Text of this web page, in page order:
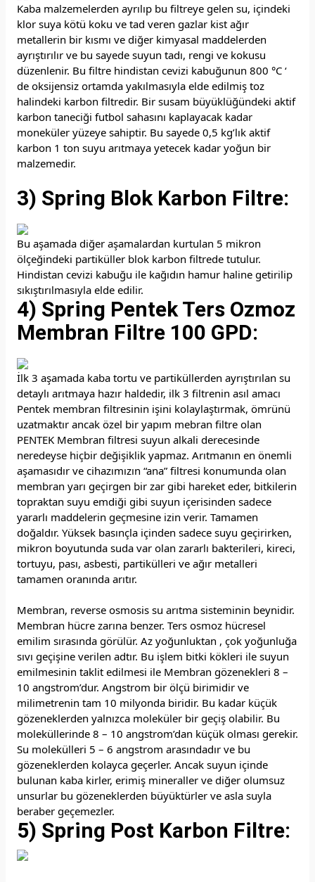
Kaba malzemelerden ayrılıp bu filtreye gelen su, içindeki
klor suya kötü koku ve tad veren gazlar kist ağır
metallerin bir kısmı ve diğer kimyasal maddelerden
ayrıştırılır ve bu sayede suyun tadı, rengi ve kokusu
düzenlenir. Bu filtre hindistan cevizi kabuğunun 800 °C ‘
de oksijensiz ortamda yakılmasıyla elde edilmiş toz
halindeki karbon filtredir. Bir susam büyüklüğündeki aktif
karbon taneciği futbol sahasını kaplayacak kadar
moneküler yüzeye sahiptir. Bu sayede 0,5 kg’lık aktif
karbon 1 ton suyu arıtmaya yetecek kadar yoğun bir
malzemedir.
3) Spring Blok Karbon Filtre:
Bu aşamada diğer aşamalardan kurtulan 5 mikron
ölçeğindeki partiküller blok karbon filtrede tutulur.
Hindistan cevizi kabuğu ile kağıdın hamur haline getirilip
sıkıştırılmasıyla elde edilir.
4) Spring Pentek Ters Ozmoz
Membran Filtre 100 GPD:
İlk 3 aşamada kaba tortu ve partiküllerden ayrıştırılan su
detaylı arıtmaya hazır haldedir, ilk 3 filtrenin asıl amacı
Pentek membran filtresinin işini kolaylaştırmak, ömrünü
uzatmaktır ancak özel bir yapım mebran filtre olan
PENTEK Membran filtresi suyun alkali derecesinde
neredeyse hiçbir değişiklik yapmaz. Arıtmanın en önemli
aşamasıdır ve cihazımızın “ana” filtresi konumunda olan
membran yarı geçirgen bir zar gibi hareket eder, bitkilerin
topraktan suyu emdiği gibi suyun içerisinden sadece
yararlı maddelerin geçmesine izin verir. Tamamen
doğaldır. Yüksek basınçla içinden sadece suyu geçirirken,
mikron boyutunda suda var olan zararlı bakterileri, kireci,
tortuyu, pası, asbesti, partikülleri ve ağır metalleri
tamamen oranında arıtır.
Membran, reverse osmosis su arıtma sisteminin beynidir.
Membran hücre zarına benzer. Ters osmoz hücresel
emilim sırasında görülür. Az yoğunluktan , çok yoğunluğa
sıvı geçişine verilen adtır. Bu işlem bitki kökleri ile suyun
emilmesinin taklit edilmesi ile Membran gözenekleri 8 –
10 angstrom’dur. Angstrom bir ölçü birimidir ve
milimetrenin tam 10 milyonda biridir. Bu kadar küçük
gözeneklerden yalnızca moleküler bir geçiş olabilir. Bu
moleküllerinde 8 – 10 angstrom’dan küçük olması gerekir.
Su molekülleri 5 – 6 angstrom arasındadır ve bu
gözeneklerden kolayca geçerler. Ancak suyun içinde
bulunan kaba kirler, erimiş mineraller ve diğer olumsuz
unsurlar bu gözeneklerden büyüktürler ve asla suyla
beraber geçemezler.
5) Spring Post Karbon Filtre: